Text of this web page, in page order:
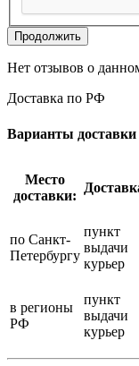
Продолжить
Нет отзывов о
Доставка по РФ
Варианты доставки
Место
доставки:
по Санкт-
Петербургу
пункт
выдачи
курьер
в регионы
РФ
пункт
выдачи
курьер